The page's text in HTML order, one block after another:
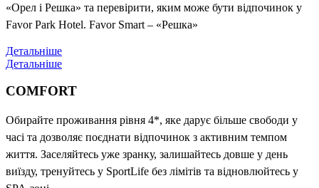
«Орел і Решка» та перевірити, яким може бути відпочинок у
Favor Park Hotel. Favor Smart – «Решка»
Детальніше
Детальніше
COMFORT
Обирайте проживання рівня 4*, яке дарує більше свободи у
часі та дозволяє поєднати відпочинок з активним темпом
життя. Заселяйтесь уже зранку, залишайтесь довше у день
виїзду, тренуйтесь у SportLife без лімітів та відновлюйтесь у